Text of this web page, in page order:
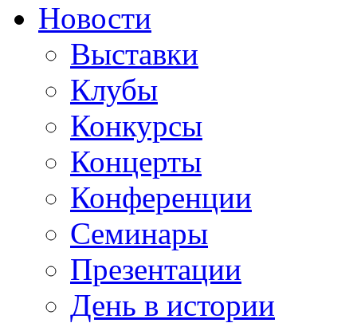
Новости
Выставки
Клубы
Конкурсы
Концерты
Конференции
Семинары
Презентации
День в истории